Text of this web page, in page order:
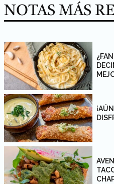
NOTAS MÁS